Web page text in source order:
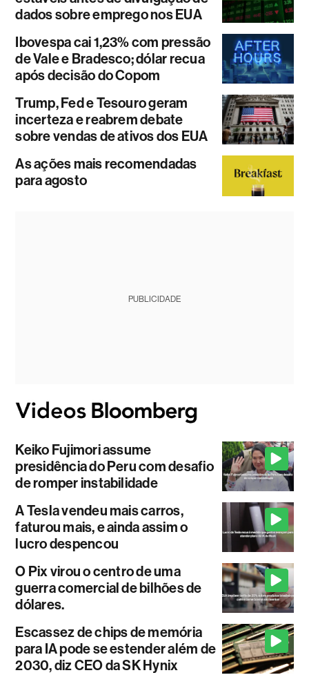
dados sobre emprego nos EUA
Ibovespa cai 1,23% com pressão
de Vale e Bradesco; dólar recua
após decisão do Copom
Trump, Fed e Tesouro geram
incerteza e reabrem debate
sobre vendas de ativos dos EUA
As ações mais recomendadas
para agosto
PUBLICIDADE
Keiko Fujimori assume
presidência do Peru com desafio
de romper instabilidade
A Tesla vendeu mais carros,
faturou mais, e ainda assim o
lucro despencou
O Pix virou o centro de uma
guerra comercial de bilhões de
dólares.
Escassez de chips de memória
para IA pode se estender além de
2030, diz CEO da SK Hynix